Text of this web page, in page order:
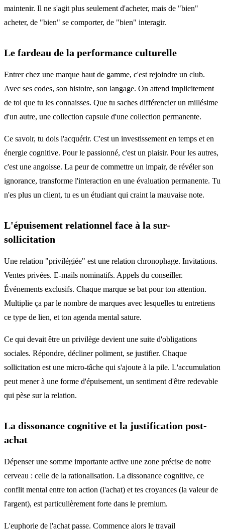
maintenir. Il ne s'agit plus seulement d'acheter, mais de "bien"
acheter, de "bien" se comporter, de "bien" interagir.
Le fardeau de la performance culturelle
Entrer chez une marque haut de gamme, c'est rejoindre un club.
Avec ses codes, son histoire, son langage. On attend implicitement
de toi que tu les connaisses. Que tu saches différencier un millésime
d'un autre, une collection capsule d'une collection permanente.
Ce savoir, tu dois l'acquérir. C'est un investissement en temps et en
énergie cognitive. Pour le passionné, c'est un plaisir. Pour les autres,
c'est une angoisse. La peur de commettre un impair, de révéler son
ignorance, transforme l'interaction en une évaluation permanente. Tu
n'es plus un client, tu es un étudiant qui craint la mauvaise note.
L'épuisement relationnel face à la sur-
sollicitation
Une relation "privilégiée" est une relation chronophage. Invitations.
Ventes privées. E-mails nominatifs. Appels du conseiller.
Événements exclusifs. Chaque marque se bat pour ton attention.
Multiplie ça par le nombre de marques avec lesquelles tu entretiens
ce type de lien, et ton agenda mental sature.
Ce qui devait être un privilège devient une suite d'obligations
sociales. Répondre, décliner poliment, se justifier. Chaque
sollicitation est une micro-tâche qui s'ajoute à la pile. L'accumulation
peut mener à une forme d'épuisement, un sentiment d'être redevable
qui pèse sur la relation.
La dissonance cognitive et la justification post-
achat
Dépenser une somme importante active une zone précise de notre
cerveau : celle de la rationalisation. La dissonance cognitive, ce
conflit mental entre ton action (l'achat) et tes croyances (la valeur de
l'argent), est particulièrement forte dans le premium.
L'euphorie de l'achat passe. Commence alors le travail